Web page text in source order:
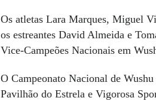
Os atletas Lara Marques, Miguel
os estreantes David Almeida e
Vice-Campeões Nacionais em
O Campeonato Nacional de
Pavilhão do Estrela e Vigorosa